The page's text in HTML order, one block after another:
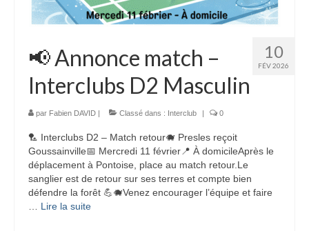
10
FÉV 2026
📢 Annonce match –
Interclubs D2 Masculin
par Fabien DAVID | Classé dans : Interclub | 0
🏸 Interclubs D2 – Match retour🐗 Presles reçoit
Goussainville📅 Mercredi 11 février📍 À domicileAprès le
déplacement à Pontoise, place au match retour.Le
sanglier est de retour sur ses terres et compte bien
défendre la forêt 💪🐗Venez encourager l’équipe et faire
Lire la suite­­